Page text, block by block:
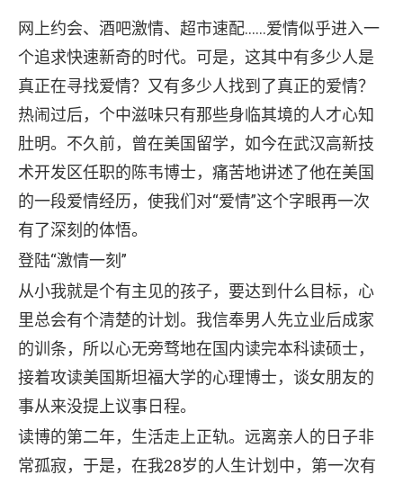
网上约会、酒吧激情、超市速配……爱情似乎进入一
个追求快速新奇的时代。可是，这其中有多少人是
真正在寻找爱情？又有多少人找到了真正的爱情？
热闹过后，个中滋味只有那些身临其境的人才心知
肚明。不久前，曾在美国留学，如今在武汉高新技
术开发区任职的陈韦博士，痛苦地讲述了他在美国
的一段爱情经历，使我们对“爱情”这个字眼再一次
有了深刻的体悟。
登陆“激情一刻”
从小我就是个有主见的孩子，要达到什么目标，心
里总会有个清楚的计划。我信奉男人先立业后成家
的训条，所以心无旁骛地在国内读完本科读硕士，
接着攻读美国斯坦福大学的心理博士，谈女朋友的
事从来没提上议事日程。
读博的第二年，生活走上正轨。远离亲人的日子非
常孤寂，于是，在我28岁的人生计划中，第一次有